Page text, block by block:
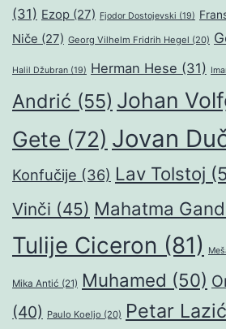
(31) Ezop (27) Fjodor Dostojevski (19)
Niče (27) Georg Vilhelm Fridrih Hegel (20)
Halil Džubran (19) Herman Hese (31)
Andrić (55) Johan
Gete (72) Jovan
Konfučije (36) Lav Tolstoj
Vinči (45) Mahatma
Tulije Ciceron (81)
Mika Antić (21) Muhamed (50)
(40) Paulo Koeljo (20) Petar Lazić